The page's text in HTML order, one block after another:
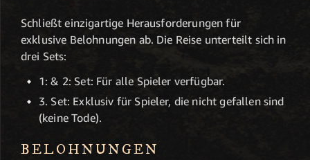
Schließt einzigartige Herausforderungen für
exklusive Belohnungen ab. Die Reise unterteilt sich in
drei Sets:
1: & 2: Set: Für alle Spieler verfügbar.
3. Set: Exklusiv für Spieler, die nicht gefallen sind
(keine Tode).
BELOHNUNGEN